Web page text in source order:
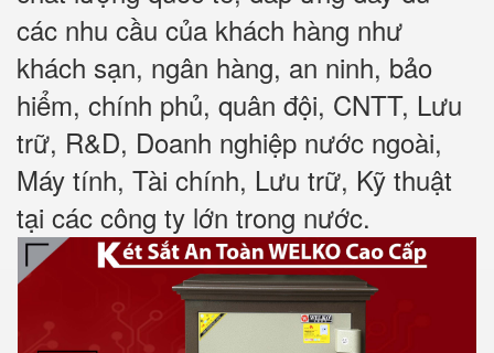
các nhu cầu của khách hàng như
khách sạn, ngân hàng, an ninh, bảo
hiểm, chính phủ, quân đội, CNTT, Lưu
trữ, R&D, Doanh nghiệp nước ngoài,
Máy tính, Tài chính, Lưu trữ, Kỹ thuật
tại các công ty lớn trong nước.